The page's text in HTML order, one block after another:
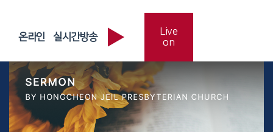
온라인 실시간방송
Live
on